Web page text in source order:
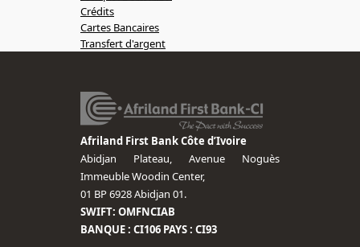
Crédits
Cartes Bancaires
Transfert d'argent
Afriland First Bank Côte d’Ivoire
Abidjan Plateau, Avenue Noguès
Immeuble Woodin Center,
01 BP 6928 Abidjan 01.
SWIFT: OMFNCIAB
BANQUE : CI106 PAYS : CI93